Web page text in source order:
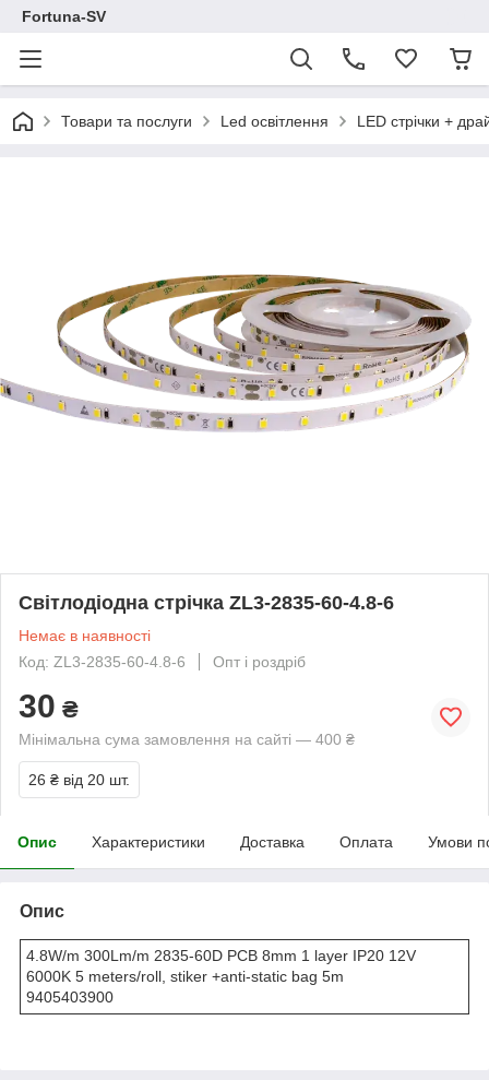
Fortuna-SV
Товари та послуги Led освітлення LED стрічки +
Світлодіодна стрічка ZL3-2835-60-4.8-6
Немає в наявності
Код: ZL3-2835-60-4.8-6
Опт і роздріб
30 ₴
Мінімальна сума замовлення на сайті — 400 ₴
26 ₴ від 20 шт.
Опис Характеристики Доставка Оплата Умови
Опис
4.8W/m 300Lm/m 2835-60D PCB 8mm 1 layer IP20 12V
6000K 5 meters/roll, stiker +anti-static bag 5m
9405403900